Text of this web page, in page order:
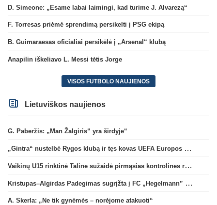
D. Simeone: „Esame labai laimingi, kad turime J. Alvarezą“
F. Torresas priėmė sprendimą persikelti į PSG ekipą
B. Guimaraesas oficialiai persikėlė į „Arsenal“ klubą
Anapilin iškeliavo L. Messi tėtis Jorge
VISOS FUTBOLO NAUJIENOS
Lietuviškos naujienos
G. Paberžis: „Man Žalgiris“ yra širdyje“
„Gintra“ nustelbė Rygos klubą ir tęs kovas UEFA Europos taurės atrankoje
Vaikinų U15 rinktinė Taline sužaidė pirmąsias kontrolines rungtynes
Kristupas–Algirdas Padegimas sugrįžta į FC „Hegelmann” B sudėtį
A. Skerla: „Ne tik gynėmės – norėjome atakuoti“